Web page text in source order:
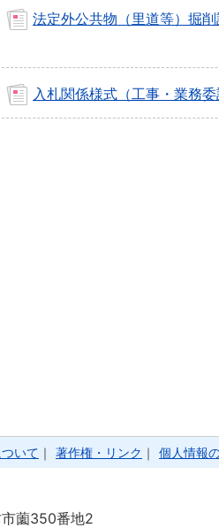
法定外公共物（里道等）掘
入札関係様式（工事・業務委
いて ｜ 著作権・リンク ｜ 個人情報
薗350番地2